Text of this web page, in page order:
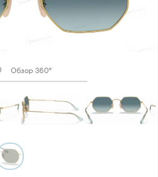
Обзор 360°